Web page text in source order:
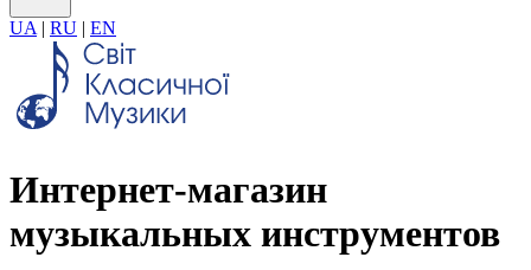
UA | RU | EN
Интернет-магазин
музыкальных инструментов